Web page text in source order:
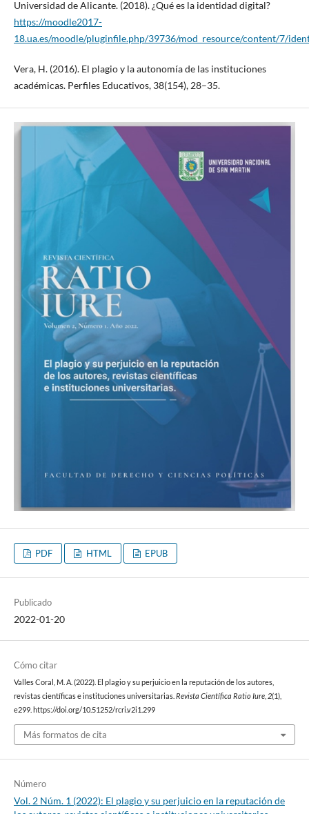
Universidad de Alicante. (2018). ¿Qué es la identidad digital?
https://moodle2017-
18.ua.es/moodle/pluginfile.php/39736/mod_resource/content/7/
Vera, H. (2016). El plagio y la autonomía de las instituciones
académicas. Perfiles Educativos, 38(154), 28–35.
PDF HTML EPUB
Publicado
2022-01-20
Cómo citar
Valles Coral, M. A. (2022). El plagio y su perjuicio en la reputación de los autores,
revistas científicas e instituciones universitarias. Revista Científica Ratio Iure, 2(1),
e299. https://doi.org/10.51252/rcri.v2i1.299
Más formatos de cita
Número
Vol. 2 Núm. 1 (2022): El plagio y su perjuicio en la reputación de